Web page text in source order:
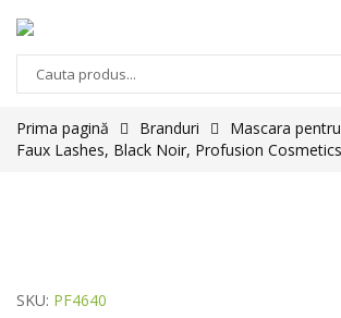
Prima pagină Branduri
Mascara
Faux Lashes, Black Noir, Profusion
SKU: PF4640